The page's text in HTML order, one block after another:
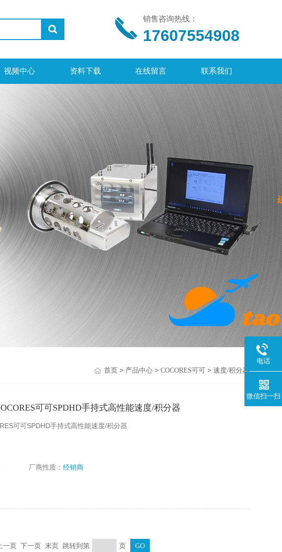
销售咨询热线：
17607554908
视频中心 资料下载 在线留言 联系我们
首页> 产品中心> COCORES可可> 速度/积分器
可可SPDHD手持式高性能速度/积分器
可可SPDHD手持式高性能速度/积分器
厂商性质：经销商
一页 下一页 末页 跳转到第 页
电话
微信扫一扫